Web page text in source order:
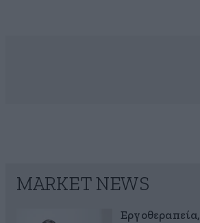
MARKET NEWS
Εργοθεραπεία,